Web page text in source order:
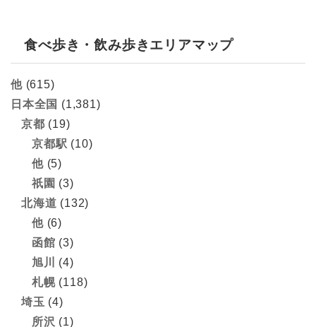
食べ歩き・飲み歩きエリアマップ
他(615)
日本全国 (1,381)
京都 (19)
京都駅 (10)
他(5)
祇園 (3)
北海道 (132)
他(6)
函館 (3)
旭川
(4)
札幌(118)
埼玉 (4)
所沢 (1)